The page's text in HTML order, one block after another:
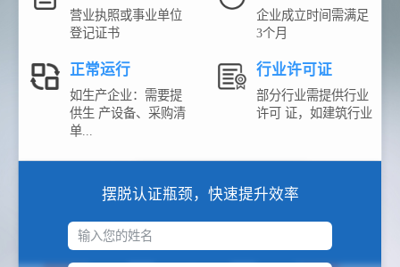
营业执照或事业单位
登记证书
企业成立时间需满足
3个月
正常运行
如生产企业：需要提
供生 产设备、采购清
单...
行业许可证
部分行业需提供行业
许可 证，如建筑行业
摆脱认证瓶颈，快速提升效率
输入您的姓名